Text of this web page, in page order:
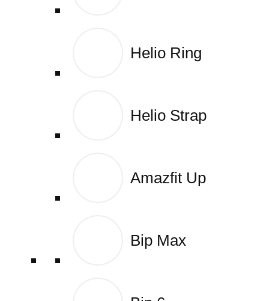
Helio Ring
Helio Strap
Amazfit Up
Bip Max
Helio Ring
Helio Strap
Amazfit Up
Bip Max